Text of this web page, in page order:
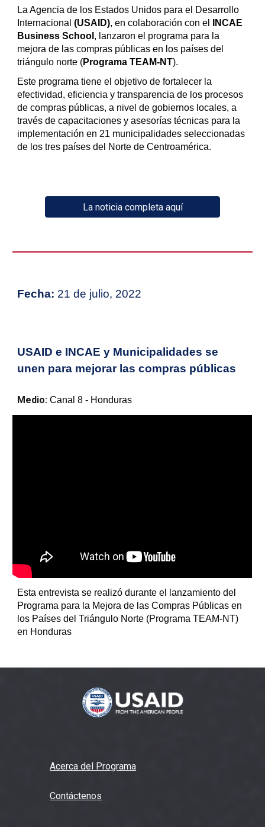
La Agencia de los Estados Unidos para el Desarrollo
Internacional(USAID), en colaboración con el
INCAE
Business School , lanzaron el programa para la
mejora de las compras públicas en los países del
triángulo norte (Programa TEAM-NT).
Este programa tiene el objetivo de fortalecer la
efectividad, eficiencia y transparencia de los procesos
de compras públicas, a nivel de gobiernos locales, a
través de capacitaciones y asesorías técnicas para la
implementación en 21 municipalidades seleccionadas
de los tres países del Norte de Centroamérica.
La noticia completa aquí
Fecha: 21 de julio, 2022
USAID e INCAE y Municipalidades se
unen para mejorar las compras públicas
Medio:Canal 8 - Honduras
Esta entrevista se realizó durante el lanzamiento del
Programa para la Mejora de las Compras Públicas en
los Países del Triángulo Norte (Programa TEAM-NT)
en Honduras
Acerca del Programa
Contáctenos